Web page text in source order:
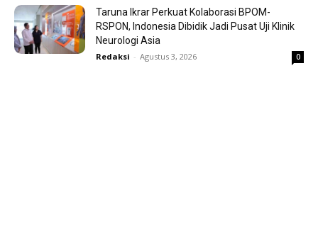
Taruna Ikrar Perkuat Kolaborasi BPOM-
RSPON, Indonesia Dibidik Jadi Pusat Uji Klinik
Neurologi Asia
Redaksi - Agustus 3, 2026 0